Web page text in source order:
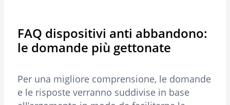
FAQ dispositivi anti abbandono:
le domande più gettonate
Per una migliore comprensione, le domande
e le risposte verranno suddivise in base